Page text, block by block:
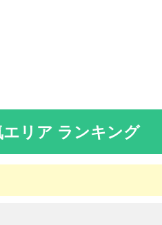
エリア ランキング